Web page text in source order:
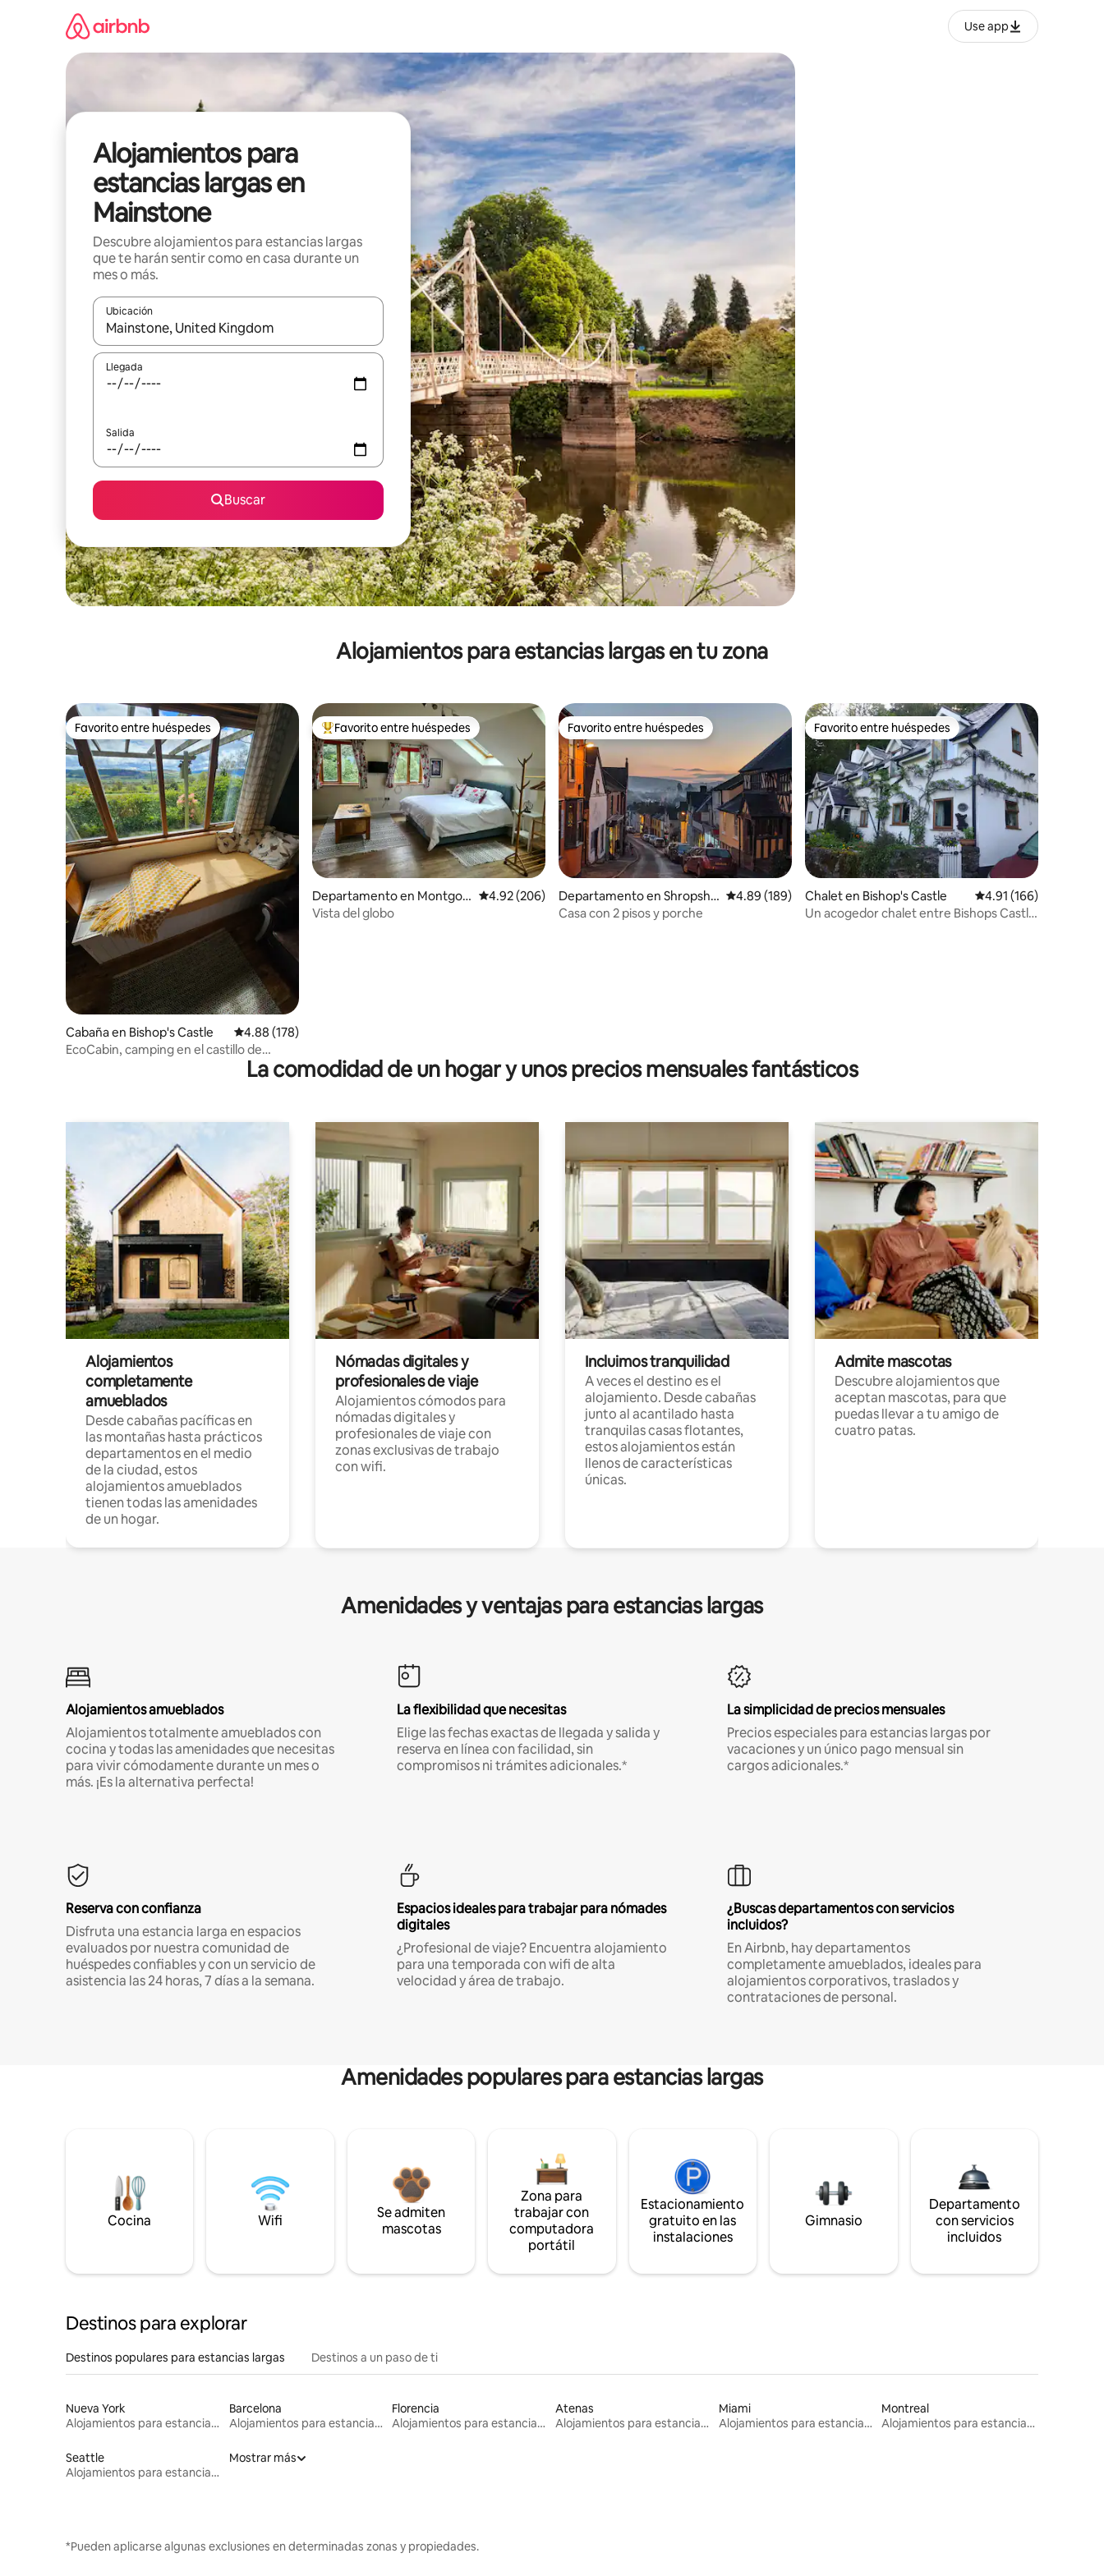
Use app
Alojamientos para
estancias largas en
Mainstone
Descubre alojamientos para estancias largas
que te harán sentir como en casa durante un
mes o más.
Ubicación
Cuando los resultados estén disponibles, podrás navegar usando las teclas de las flechas hacia arriba y hacia abajo, o bien tocando y deslizando la pantalla.
Llegada
Salida
Buscar
Alojamientos para estancias largas en tu zona
Favorito entre huéspedes
Favorito entre huéspedes
Cabaña en Bishop's Castle Calificación promedio: 4.88 de 5; 178 evaluaciones
4.88 (178)
EcoCabin, camping en el castillo de
De los mejores en Favorito entre huéspedes
Favorito entre huéspedes
Departamento en Montgo
mery
Calificación promedio: 4.92 de 5; 206 evaluaciones
4.92 (206)
Vista del globo
Favorito entre huéspedes
Favorito entre huéspedes
Departamento en Shropshir
e
Calificación promedio: 4.89 de 5; 189 evaluaciones
4.89 (189)
Casa con 2 pisos y porche
Favorito entre huéspedes
Favorito entre huéspedes
Chalet en Bishop's Castle Calificación promedio:
4.91 (166)
Un acogedor chalet entre Bishops Castle
La comodidad de un hogar y unos precios mensuales fantásticos
Alojamientos
completamente
amueblados
Desde cabañas pacíficas en
las montañas hasta prácticos
departamentos en el medio
de la ciudad, estos
alojamientos amueblados
tienen todas las amenidades
de un hogar.
Nómadas digitales y
profesionales de viaje
Alojamientos cómodos para
nómadas digitales y
profesionales de viaje con
zonas exclusivas de trabajo
con wifi.
Incluimos tranquilidad
A veces el destino es el
alojamiento. Desde cabañas
junto al acantilado hasta
tranquilas casas flotantes,
estos alojamientos están
llenos de características
únicas.
Admite mascotas
Descubre alojamientos que
aceptan mascotas, para que
puedas llevar a tu amigo de
cuatro patas.
Amenidades y ventajas para estancias largas
Alojamientos amueblados
Alojamientos totalmente amueblados con
cocina y todas las amenidades que necesitas
para vivir cómodamente durante un mes o
más. ¡Es la alternativa perfecta!
La flexibilidad que necesitas
Elige las fechas exactas de llegada y salida y
reserva en línea con facilidad, sin
compromisos ni trámites adicionales.*
La simplicidad de precios mensuales
Precios especiales para estancias largas por
vacaciones y un único pago mensual sin
cargos adicionales.*
Reserva con confianza
Disfruta una estancia larga en espacios
evaluados por nuestra comunidad de
huéspedes confiables y con un servicio de
asistencia las 24 horas, 7 días a la semana.
Espacios ideales para trabajar para nómades
digitales
¿Profesional de viaje? Encuentra alojamiento
para una temporada con wifi de alta
velocidad y área de trabajo.
¿Buscas departamentos con servicios
incluidos?
En Airbnb, hay departamentos
completamente amueblados, ideales para
alojamientos corporativos, traslados y
contrataciones de personal.
Amenidades populares para estancias largas
Cocina Wifi
Se admiten
mascotas
Zona para
trabajar con
computadora
portátil
Estacionamiento
gratuito en las
instalaciones
Gimnasio
Departamento
con servicios
incluidos
Destinos para explorar
Destinos populares para estancias largas Destinos a un paso de ti
Nueva York
Alojamientos para estancias largas
Barcelona
Alojamientos para estancias largas
Florencia
Alojamientos para estancias largas
Atenas
Alojamientos para estancias largas
Miami
Alojamientos para estancias largas
Montreal
Alojamientos para estancias largas
Seattle
Alojamientos para estancias largas
Mostrar más
*Pueden aplicarse algunas exclusiones en determinadas zonas y propiedades.